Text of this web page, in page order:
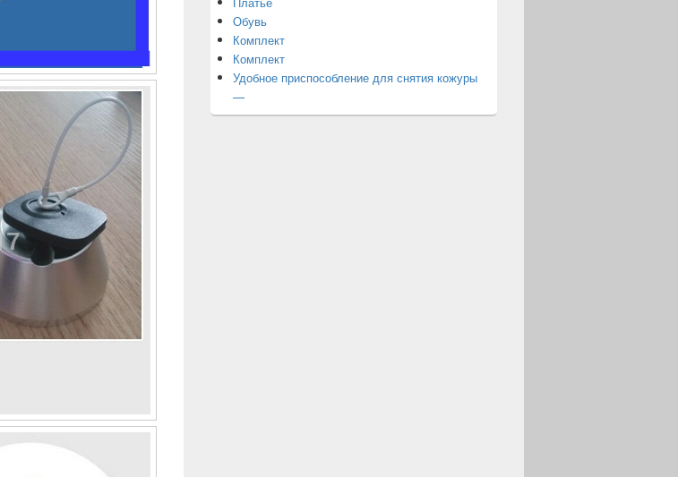
Обувь
Комплект
Комплект
Удобное приспособление для снятия кожуры
—